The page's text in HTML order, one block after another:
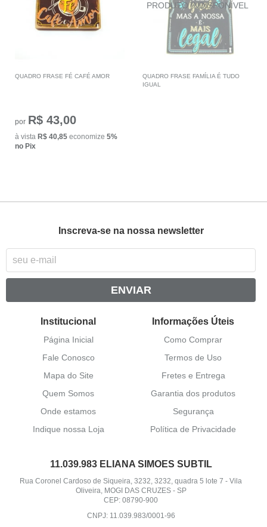
QUADRO FRASE FÉ CAFÉ AMOR
por R$ 43,00
à vista R$ 40,85 economize 5%
no Pix
QUADRO FRASE FAMÍLIA É TUDO
IGUAL
Inscreva-se na nossa newsletter
ENVIAR
Institucional
Página Inicial
Fale Conosco
Mapa do Site
Quem Somos
Onde estamos
Indique nossa Loja
Informações Úteis
Como Comprar
Termos de Uso
Fretes e Entrega
Garantia dos produtos
Segurança
Política de Privacidade
11.039.983 ELIANA SIMOES SUBTIL
Rua Coronel Cardoso de Siqueira, 3232, 3232, quadra 5 lote 7 -Vila
Oliveira, MOGI DAS CRUZES- SP
CEP: 08790-900
CNPJ: 11.039.983/0001-96